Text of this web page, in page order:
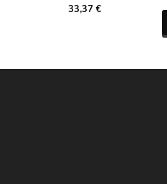
33,37 €